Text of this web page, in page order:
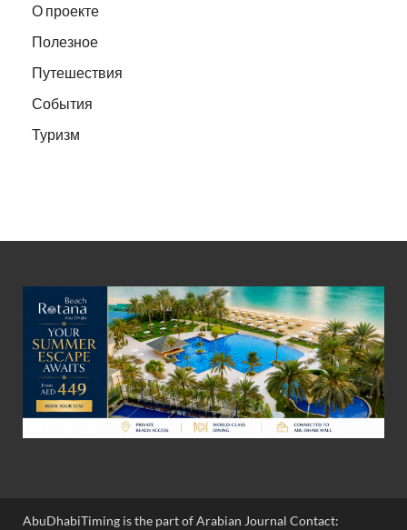
О проекте
Полезное
Путешествия
События
Туризм
AbuDhabiTiming is the part of Arabian Journal Contact: